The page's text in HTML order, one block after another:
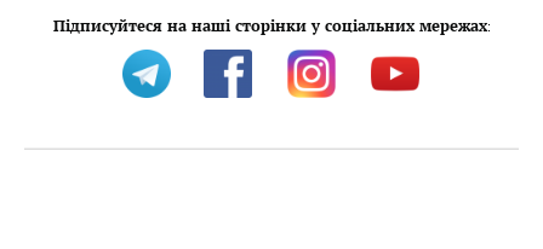
Підписуйтеся на наші сторінки у соціальних мережах: